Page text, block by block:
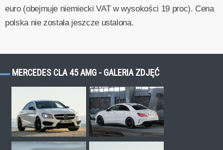
euro (obejmuje niemiecki VAT w wysokości 19 proc). Cena
polska nie została jeszcze ustalona.
MERCEDES CLA 45 AMG - GALERIA ZDJĘĆ